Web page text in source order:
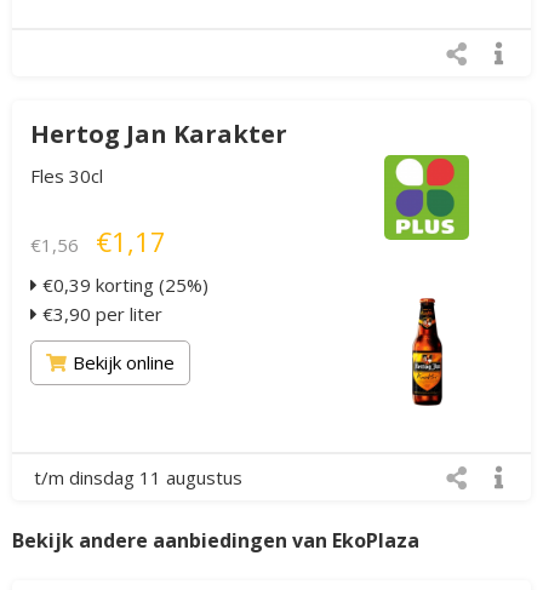
Hertog Jan Karakter
Fles 30cl
€1,56 €1,17
€0,39 korting (25%)
€3,90 per liter
Bekijk online
t/m dinsdag 11 augustus
Bekijk andere aanbiedingen van EkoPlaza